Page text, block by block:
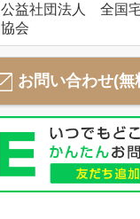
公益社団法人 全国
協会
お問い合わせ(無